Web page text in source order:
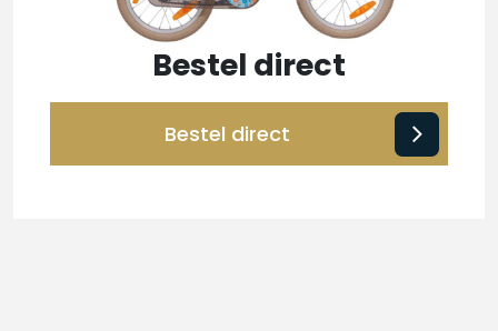
Bestel direct
Bestel direct